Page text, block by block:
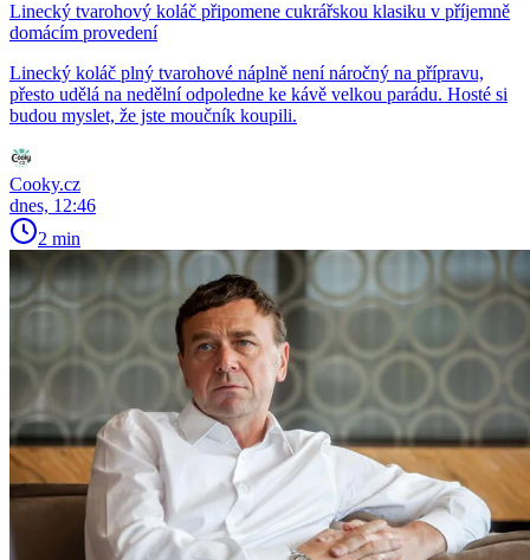
Linecký tvarohový koláč připomene cukrářskou klasiku v příjemně
domácím provedení
Linecký koláč plný tvarohové náplně není náročný na přípravu,
přesto udělá na nedělní odpoledne ke kávě velkou parádu. Hosté si
budou myslet, že jste moučník koupili.
Cooky.cz
dnes, 12:46
2 min